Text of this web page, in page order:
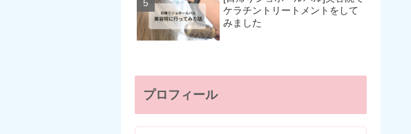
ケラチントリートメントをして
みました
プロフィール